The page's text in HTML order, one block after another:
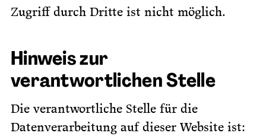
Zugriff durch Dritte ist nicht möglich.
Hinweis zur
verantwortlichen Stelle
Die verantwortliche Stelle für die
Datenverarbeitung auf dieser Website ist: